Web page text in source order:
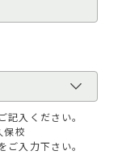
入ください。
校
入力下さい。